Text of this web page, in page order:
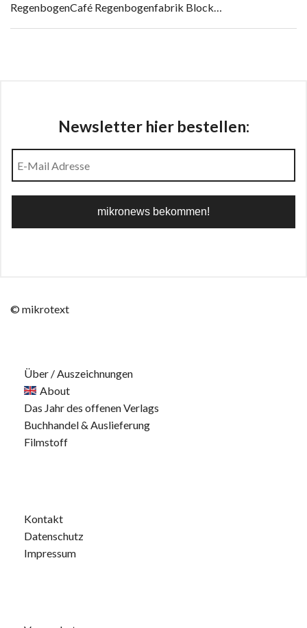
RegenbogenCafé Regenbogenfabrik Block…
Newsletter hier bestellen:
© mikrotext
Über / Auszeichnungen
About
Das Jahr des offenen Verlags
Buchhandel & Auslieferung
Filmstoff
Kontakt
Datenschutz
Impressum